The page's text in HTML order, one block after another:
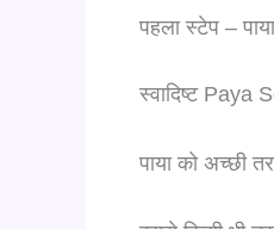
पहला स्टेप –
स्वादिष्ट Paya
पाया को अच्छी